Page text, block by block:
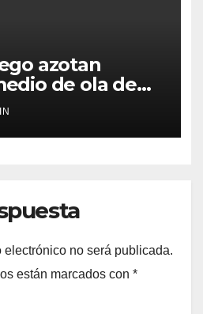
azotan
de ola de
electrónico no será publicada.
están marcados con *